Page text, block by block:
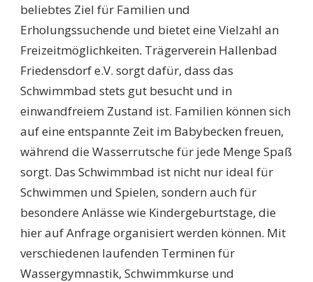
beliebtes Ziel für Familien und
Erholungssuchende und bietet eine Vielzahl an
Freizeitmöglichkeiten. Trägerverein Hallenbad
Friedensdorf e.V. sorgt dafür, dass das
Schwimmbad stets gut besucht und in
einwandfreiem Zustand ist. Familien können sich
auf eine entspannte Zeit im Babybecken freuen,
während die Wasserrutsche für jede Menge Spaß
sorgt. Das Schwimmbad ist nicht nur ideal für
Schwimmen und Spielen, sondern auch für
besondere Anlässe wie Kindergeburtstage, die
hier auf Anfrage organisiert werden können. Mit
verschiedenen laufenden Terminen für
Wassergymnastik, Schwimmkurse und